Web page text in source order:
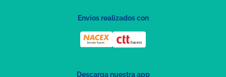
Envíos realizados con
Descarga nuestra app